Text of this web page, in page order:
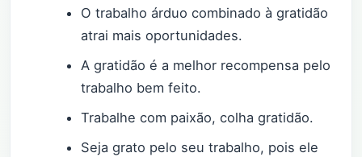
O trabalho árduo combinado à gratidão
atrai mais oportunidades.
A gratidão é a melhor recompensa pelo
trabalho bem feito.
Trabalhe com paixão, colha gratidão.
Seja grato pelo seu trabalho, pois ele